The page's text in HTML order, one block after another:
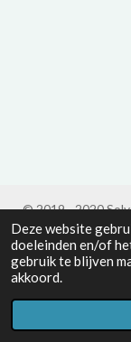
Deze website
doeleinden en/of
gebruik te blijven
akkoord.
© 2019 - 2020